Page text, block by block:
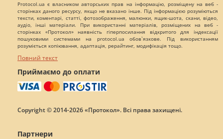
Protocol.ua є власником авторських прав на інформацію, розміщену на веб -
сторінках даного ресурсу, якщо не вказано інше. Під інформацією розуміються
тексти, коментарі, статті, фотозображення, малюнки, ящик-шота, скани, відео,
аудіо, інші матеріали. При використанні матеріалів, розміщених на веб -
сторінках «Протокол» наявність гіперпосилання відкритого для індексації
пошуковими системами на protocol.ua обов`язкове. Під використанням
розуміється копіювання, адаптація, рерайтинг, модифікація тощо.
Повний текст
Приймаємо до оплати
Copyright © 2014-2026 «Протокол». Всі права захищені.
Партнери